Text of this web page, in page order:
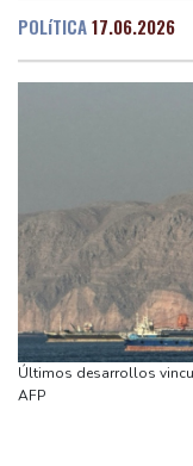
Barcelona
Santo Domingo
São Paulo
Nava de la
Bueno Aires
Punta Arena
Montevideo
Venezuela
Un comité del
responsable de la
Netflix estrenará
Aumento récord
Unido
Una mujer es
cuatro hombres en
Qué papel jugó la
migrantes que llegó
POLíTICA17.06.2026
Últimos desarrollos
AFP